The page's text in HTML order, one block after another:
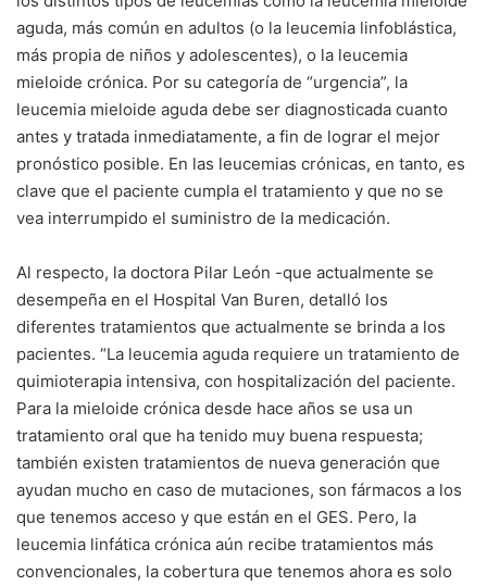
aguda, más común en adultos (o la leucemia linfoblástica,
más propia de niños y adolescentes), o la leucemia
mieloide crónica. Por su categoría de “urgencia”, la
leucemia mieloide aguda debe ser diagnosticada cuanto
antes y tratada inmediatamente, a fin de lograr el mejor
pronóstico posible. En las leucemias crónicas, en tanto, es
clave que el paciente cumpla el tratamiento y que no se
vea interrumpido el suministro de la medicación.
Al respecto, la doctora Pilar León -que actualmente se
desempeña en el Hospital Van Buren, detalló los
diferentes tratamientos que actualmente se brinda a los
pacientes. “La leucemia aguda requiere un tratamiento de
quimioterapia intensiva, con hospitalización del paciente.
Para la mieloide crónica desde hace años se usa un
tratamiento oral que ha tenido muy buena respuesta;
también existen tratamientos de nueva generación que
ayudan mucho en caso de mutaciones, son fármacos a los
que tenemos acceso y que están en el GES. Pero, la
leucemia linfática crónica aún recibe tratamientos más
convencionales, la cobertura que tenemos ahora es solo